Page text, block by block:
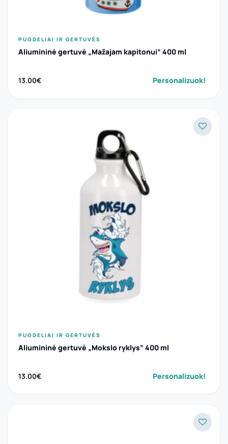
PUODELIAI IR GERTUVĖS
Aliumininė gertuvė „Mažajam kapitonui” 400 ml
13.00€ Personalizuok!
PUODELIAI IR GERTUVĖS
Aliumininė gertuvė „Mokslo ryklys” 400 ml
13.00€ Personalizuok!